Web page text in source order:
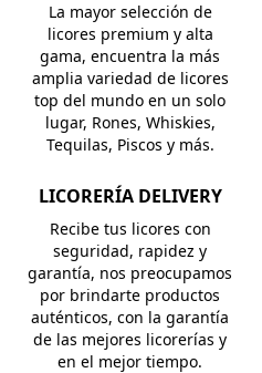
La mayor selección de
licores premium y alta
gama, encuentra la más
amplia variedad de licores
top del mundo en un solo
lugar, Rones, Whiskies,
Tequilas, Piscos y más.
LICORERÍA DELIVERY
Recibe tus licores con
seguridad, rapidez y
garantía, nos preocupamos
por brindarte productos
auténticos, con la garantía
de las mejores licorerías y
en el mejor tiempo.